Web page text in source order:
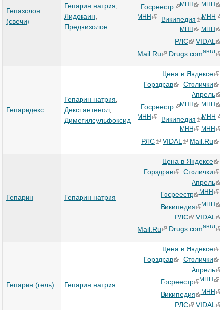
Гепазолон
(свечи)
Гепарин натрия
Лидокаин
Преднизолон
Госреестр
МНН
МНН
МНН
Википедия
МНН
МНН
МНН
РЛС
VIDAL
Mail.Ru
Drugs.comангл
Гепаридекс
Гепарин натрия
Декспантенол
Диметилсульфоксид
Цена в Яндексе
Горздрав
Столички
Апрель
Госреестр
МНН
МНН
МНН
Википедия
МНН
МНН
МНН
РЛС VIDAL Mail.Ru
Гепарин Гепарин натрия
Цена в Яндексе
Горздрав
Столички
Апрель
Госреестр
МНН
Википедия МНН
РЛС
VIDAL
Mail.Ru
Drugs.comангл
Гепарин (гель) Гепарин натрия
Цена в Яндексе
Горздрав
Столички
Апрель
Госреестр
МНН
Википедия МНН
РЛС
VIDAL